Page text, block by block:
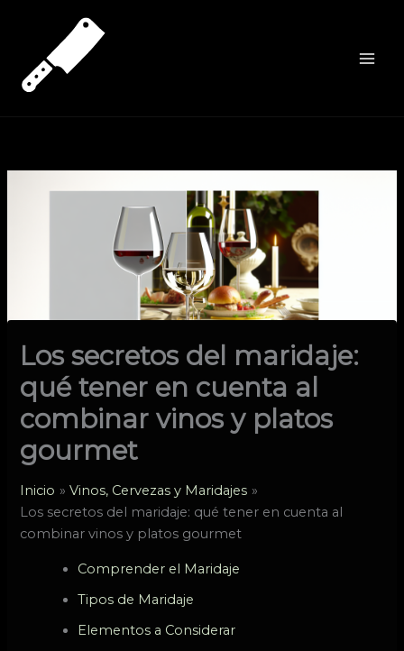
contenido
Los secretos del maridaje:
qué tener en cuenta al
combinar vinos y platos
gourmet
Inicio
Vinos, Cervezas y Maridajes
Los secretos del maridaje: qué tener en cuenta al
combinar vinos y platos gourmet
Comprender el Maridaje
Tipos de Maridaje
Elementos a Considerar